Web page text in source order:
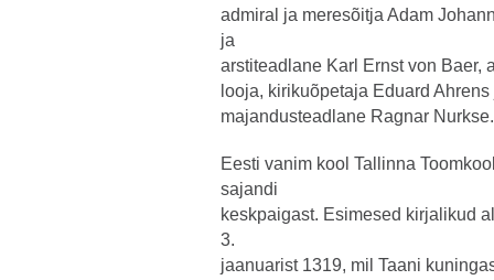
admiral ja meresõitja Adam
ja
arstiteadlane Karl Ernst von Baer,
looja, kirikuõpetaja Eduard
majandusteadlane Ragnar
Eesti vanim kool Tallinna
sajandi
keskpaigast. Esimesed kirjalikud
3.
jaanuarist 1319, mil Taani